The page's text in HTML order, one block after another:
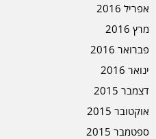
אפריל 2016
מרץ 2016
פברואר 2016
ינואר 2016
דצמבר 2015
אוקטובר 2015
ספטמבר 2015